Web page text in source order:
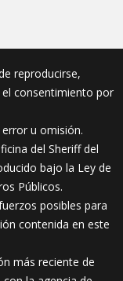
reproducirse,
consentimiento por
u omisión.
del Sheriff del
bajo la Ley de
Públicos.
posibles para
contenida en este
más reciente de